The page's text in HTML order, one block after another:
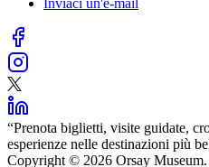
“Prenota biglietti, visite guidate,
esperienze nelle destinazioni più
Copyright © 2026 Orsay